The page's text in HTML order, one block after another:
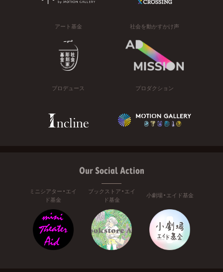
アート基金 社会を動かすかけ声
プロデュース プロダクション
Our Social Action
ミニシアター・エイ
ド基金
ブックストア・エイ
ド基金
小劇場・エイド基金